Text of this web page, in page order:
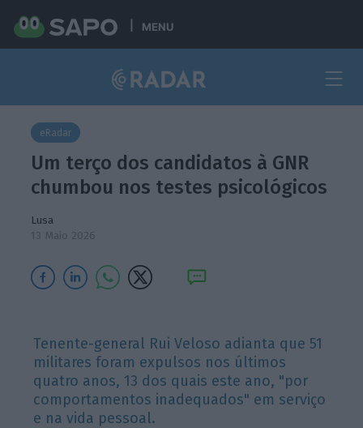
MENU
eRadar
Um terço dos candidatos à GNR
chumbou nos testes psicológicos
Lusa
13 Maio 2026
Tenente-general Rui Veloso adianta que 51
militares foram expulsos nos últimos
quatro anos, 13 dos quais este ano, "por
comportamentos inadequados" em serviço
e na vida pessoal.